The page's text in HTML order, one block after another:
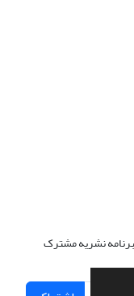
نشریه مشترک